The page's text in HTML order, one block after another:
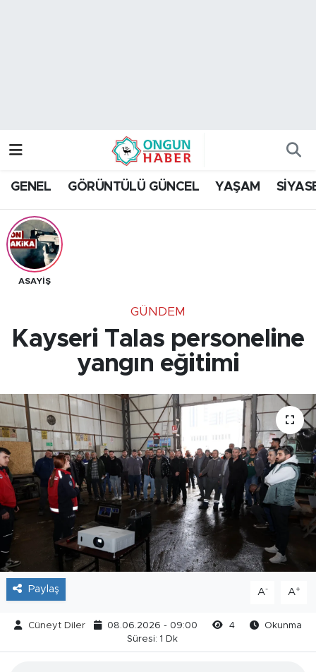
GENEL GÖRÜNTÜLÜ GÜNCEL YAŞAM
ASAYİŞ
GÜNDEM
Kayseri Talas personeline
yangın eğitimi
Paylaş A- A+
Cüneyt Diler 08.06.2026 - 09:00 4
Okunma
Süresi: 1 Dk
Trafik Durumu
Tüm Manşetler
Son Dakika Haberleri